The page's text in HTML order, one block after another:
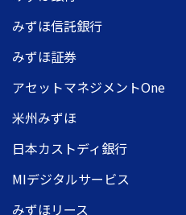
みずほ信託銀行
みずほ証券
アセットマネジメントOne
米州みずほ
日本カストディ銀行
MIデジタルサービス
みずほリース